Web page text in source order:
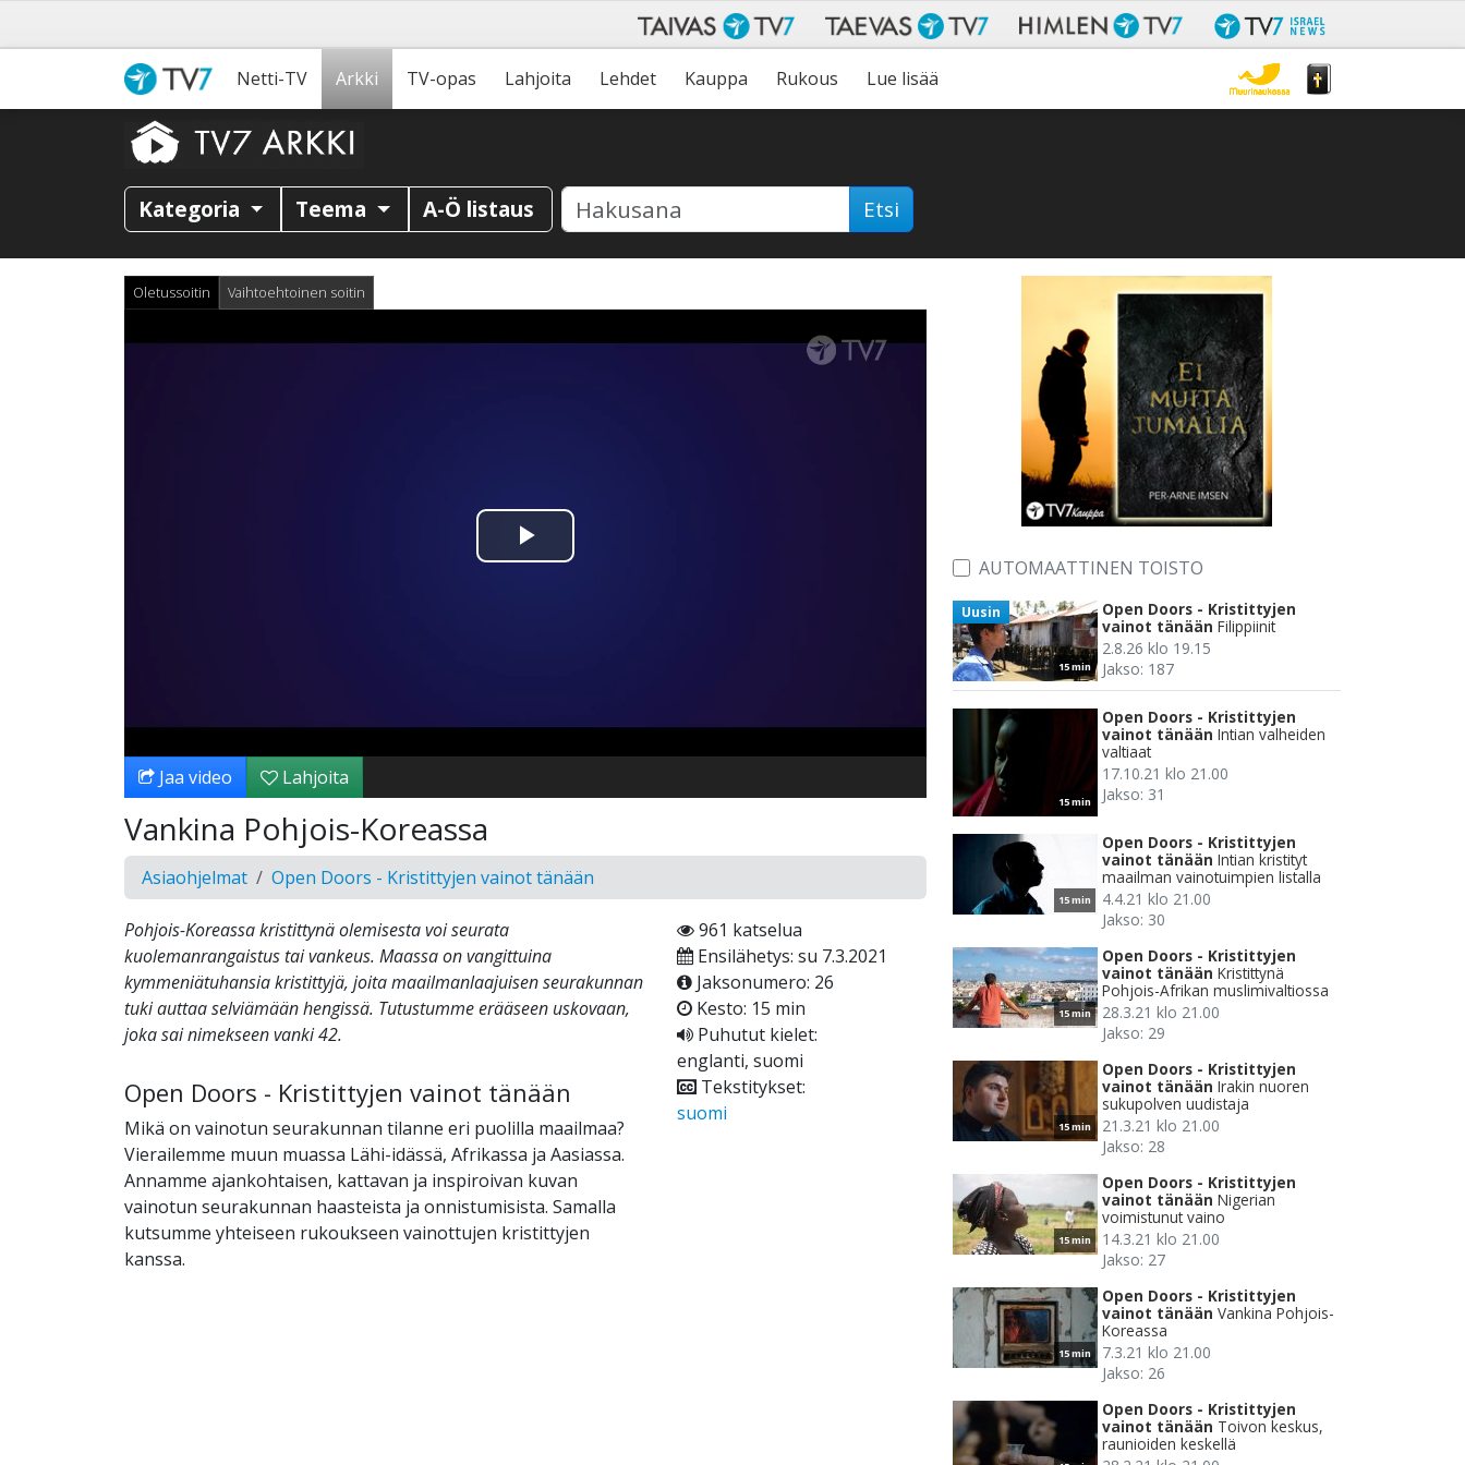
Netti-TV Arkki TV-opas Lahjoita Lehdet Kauppa Rukous Lue lisää
Kategoria Teema A-Ö listaus Etsi
Oletussoitin Vaihtoehtoinen soitin
Toista
Jaa video Lahjoita
Vankina Pohjois-Koreassa
Asiaohjelmat Open Doors - Kristittyjen vainot tänään
Pohjois-Koreassa kristittynä olemisesta voi seurata
kuolemanrangaistus tai vankeus. Maassa on vangittuina
kymmeniätuhansia kristittyjä, joita maailmanlaajuisen seurakunnan
tuki auttaa selviämään hengissä. Tutustumme erääseen uskovaan,
joka sai nimekseen vanki 42.
Open Doors - Kristittyjen vainot tänään
Mikä on vainotun seurakunnan tilanne eri puolilla maailmaa?
Vierailemme muun muassa Lähi-idässä, Afrikassa ja Aasiassa.
Annamme ajankohtaisen, kattavan ja inspiroivan kuvan
vainotun seurakunnan haasteista ja onnistumisista. Samalla
kutsumme yhteiseen rukoukseen vainottujen kristittyjen
kanssa.
961 katselua
Ensilähetys: su 7.3.2021
Jaksonumero: 26
Kesto: 15 min
Puhutut kielet:
englanti, suomi
Tekstitykset:
suomi
AUTOMAATTINEN TOISTO
15 min
Uusin
Open Doors - Kristittyjen
vainot tänään Filippiinit
2.8.26 klo 19.15
Jakso: 187
15 min
Open Doors - Kristittyjen
vainot tänään Intian valheiden
valtiaat
17.10.21 klo 21.00
Jakso: 31
15 min
Open Doors - Kristittyjen
vainot tänään Intian kristityt
maailman vainotuimpien listalla
4.4.21 klo 21.00
Jakso: 30
15 min
Open Doors - Kristittyjen
vainot tänään Kristittynä
Pohjois-Afrikan muslimivaltiossa
28.3.21 klo 21.00
Jakso: 29
15 min
Open Doors - Kristittyjen
vainot tänään Irakin nuoren
sukupolven uudistaja
21.3.21 klo 21.00
Jakso: 28
15 min
Open Doors - Kristittyjen
vainot tänään Nigerian
voimistunut vaino
14.3.21 klo 21.00
Jakso: 27
15 min
Open Doors - Kristittyjen
vainot tänään Vankina Pohjois-
Koreassa
7.3.21 klo 21.00
Jakso: 26
Open Doors - Kristittyjen
vainot tänään Toivon keskus,
raunioiden keskellä